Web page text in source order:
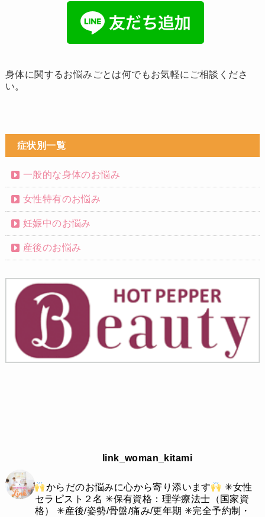
身体に関するお悩みごとは何でもお気軽にご相談くださ
い。
症状別一覧
一般的な身体のお悩み
女性特有のお悩み
妊娠中のお悩み
産後のお悩み
link_woman_kitami
からだのお悩みに心から寄り添います
✳︎女性
セラピスト２名 ✳︎保有資格：理学療法士（国家資
格）
✳︎産後/姿勢/骨盤/痛み/更年期 ✳︎完全予約制・